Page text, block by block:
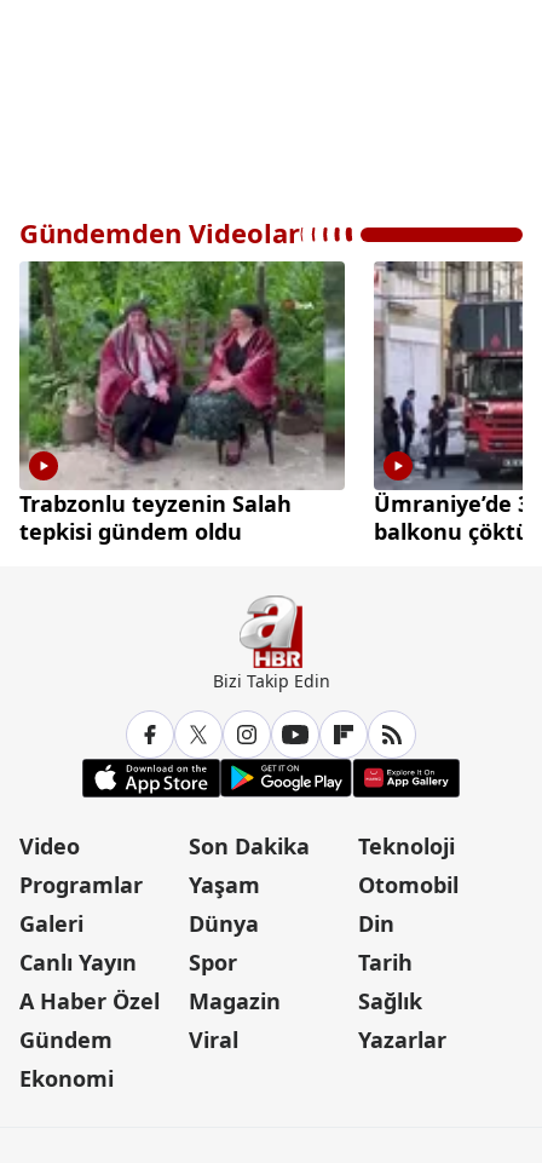
Gündemden Videolar
Trabzonlu teyzenin Salah
tepkisi gündem oldu
Ümraniye’de 3
balkonu çöktü
Bizi Takip Edin
Video
Programlar
Galeri
Canlı Yayın
A Haber Özel
Gündem
Ekonomi
Son Dakika
Yaşam
Dünya
Spor
Magazin
Viral
Teknoloji
Otomobil
Din
Tarih
Sağlık
Yazarlar